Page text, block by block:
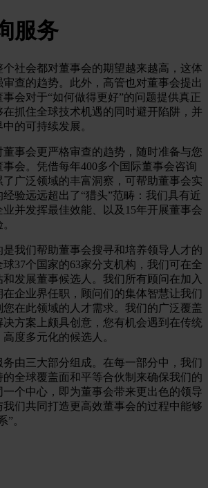
服务
社会都对董事会的期望越来越高，这体
查的趋势。此外，高管也对董事会提出
会对于“如何做得更好”的问题提供真正
抓住全球技术机遇的同时避开陷阱，并
的可持续发展。
事会更严格审查的趋势，随时准备与您
会。凭借每年400多个国际董事会咨询
广泛领域的丰富洞察，可帮助董事会实
验远远超出了“猎头”范畴：我们具有近
并发挥最佳效能、以及15年开展董事会
我们帮助董事会搜寻和培养领导人才的
37个国家的63家分支机构，我们可在全
发展董事候选人。我们所有顾问在加入
企业界任职，顾问们的集体智慧让我们
在此领域的人才需求。我们的广泛覆盖
方案上颇具创意，您有机会遇到在传统
度多元化的候选人。
由三大部分组成。在每一部分中，我们
全球覆盖面和平等合伙制来确保我们的
个中心，即为董事会带来更出色的领导
们共同打造更高效董事会的过程中能够
”。